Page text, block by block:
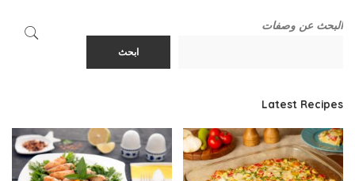
البحث عن وصفات
ابحث
Latest Recipes